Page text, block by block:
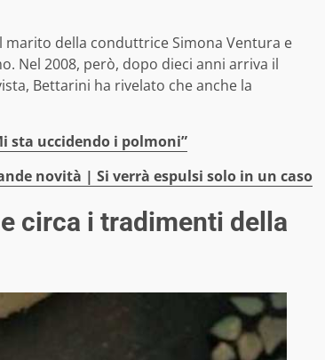
della conduttrice Simona Ventura e
Nel 2008, però, dopo dieci anni arriva il
Bettarini ha rivelato che anche la
sta uccidendo i polmoni”
novità | Si verrà espulsi solo in un caso
circa i tradimenti della